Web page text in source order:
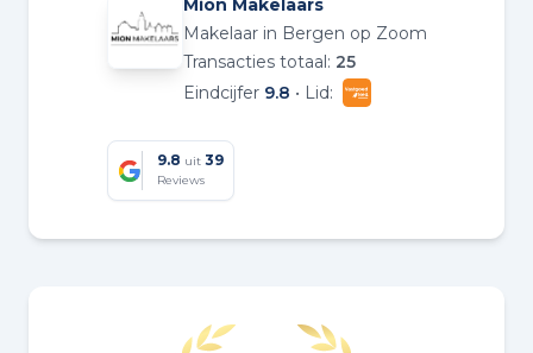
Mion Makelaars
Makelaar in Bergen op Zoom
Transacties totaal: 25
Eindcijfer 9.8 • Lid:
9.8 uit 39
Reviews